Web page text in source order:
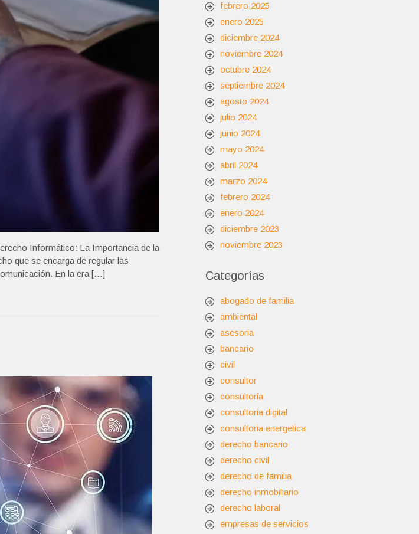
Informático: La Importancia de la
que se encarga de regular las
En la era […]
febrero 2025
enero 2025
diciembre 2024
noviembre 2024
octubre 2024
septiembre 2024
agosto 2024
julio 2024
junio 2024
mayo 2024
abril 2024
marzo 2024
febrero 2024
enero 2024
diciembre 2023
noviembre 2023
Categorías
abogado de familia
ambiental
asesoria
bancario
civil
consultor
consultoria
consultoria digital
consultoria energetica
derecho bancario
derecho civil
derecho de familia
derecho inmobiliario
derecho laboral
empresas de servicios